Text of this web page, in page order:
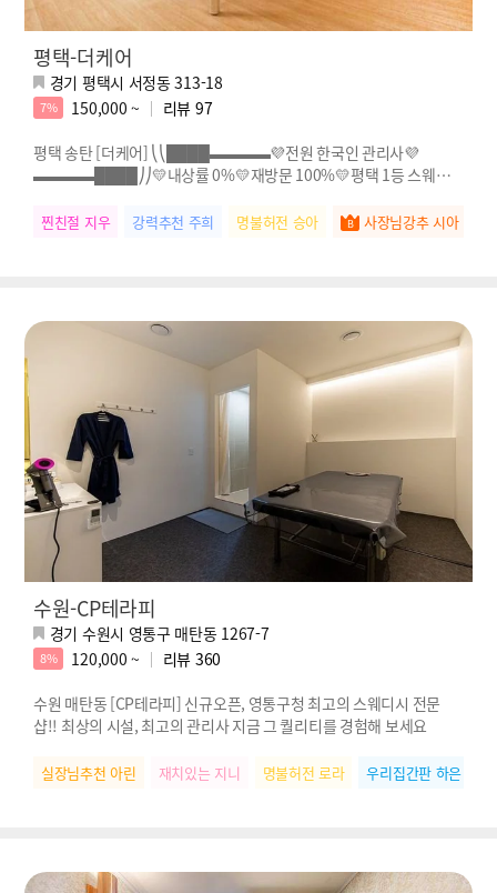
평택-더케어
경기 평택시 서정동 313-18
7% 150,000 ~ 리뷰 97
평택 송탄 [더케어] ⎝⎝████▬▬▬▬💜전원 한국인 관리사💜
▬▬▬▬████⎠⎠💛내상률 0%💛재방문 100%💛평택 1등 스웨디시
찐친절 지우 강력추천 주희 명불허전 승아 사장님강추 시아
수원-CP테라피
경기 수원시 영통구 매탄동 1267-7
8% 120,000 ~ 리뷰 360
수원 매탄동 [CP테라피] 신규오픈, 영통구청 최고의 스웨디시 전문
샵!! 최상의 시설, 최고의 관리사 지금 그 퀄리티를 경험해 보세요
실장님추천 아린 재치있는 지니 명불허전 로라 우리집간판 하은